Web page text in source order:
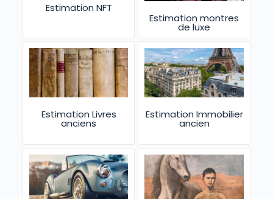
Estimation NFT
Estimation montres
de luxe
Estimation Livres
anciens
Estimation Immobilier
ancien